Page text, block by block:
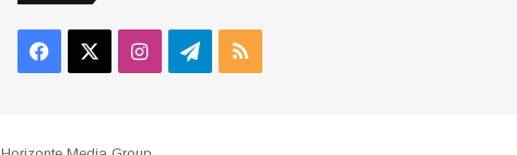
Facebook InstagramTelegram
RSS